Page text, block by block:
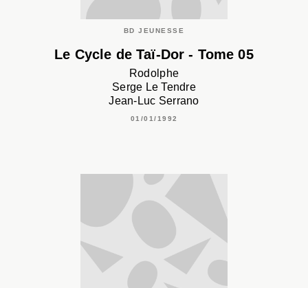
BD JEUNESSE
Le Cycle de Taï-Dor - Tome 05
Rodolphe
Serge Le Tendre
Jean-Luc Serrano
01/01/1992